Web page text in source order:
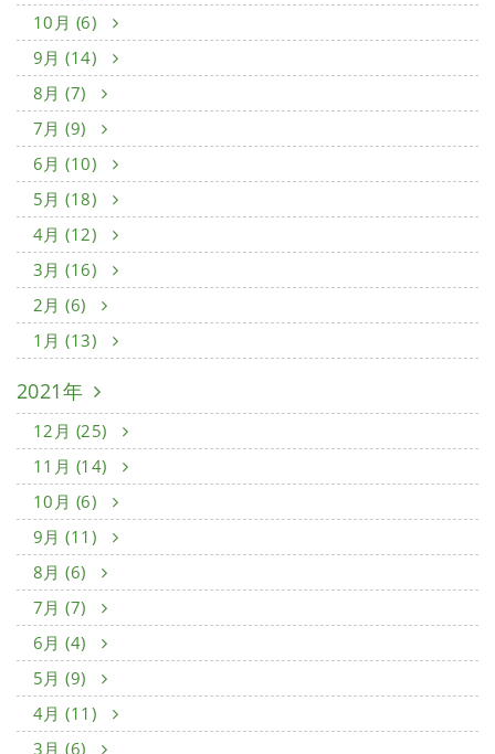
10月 (6)
9月 (14)
8月 (7)
7月 (9)
6月 (10)
5月 (18)
4月 (12)
3月 (16)
2月 (6)
1月 (13)
2021年
12月 (25)
11月 (14)
10月 (6)
9月 (11)
8月 (6)
7月 (7)
6月 (4)
5月 (9)
4月 (11)
3月 (6)